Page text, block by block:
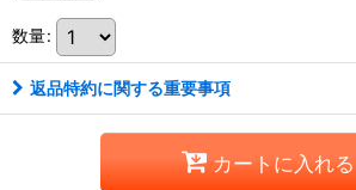
数量:
返品特約に関する重要事項
カートに入れる